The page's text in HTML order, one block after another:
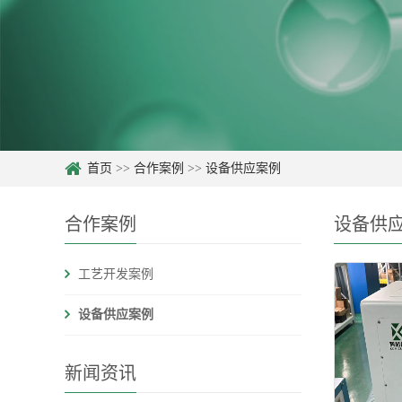
首页 >> 合作案例 >> 设备供应案例
合作案例
工艺开发案例
设备供应案例
新闻资讯
设备供